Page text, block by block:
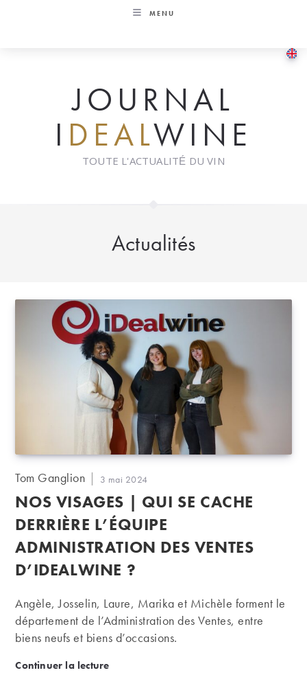
MENU
JOURNAL
I DEALWINE
TOUTE L'ACTUALITÉ DU VIN
Actualités
Auteur/autrice
la
publication :
Tom Ganglion
Publication
publiée :
3 mai 2024
NOS VISAGES | QUI SE CACHE
DERRIÈRE L’ÉQUIPE
ADMINISTRATION DES VENTES
D’IDEALWINE ?
Angèle, Josselin, Laure, Marika et Michèle forment le
département de l’Administration des Ventes, entre
biens neufs et biens d’occasions.
Continuer la lectureNos visages | Qui se cache derrière l’équipe